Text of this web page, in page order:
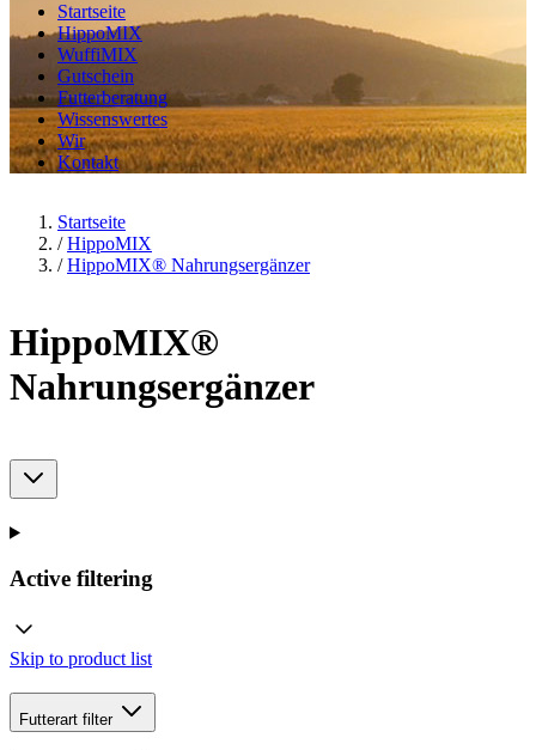
Startseite
HippoMIX
WuffiMIX
Gutschein
Futterberatung
Wissenswertes
Wir
Kontakt
Startseite
/ HippoMIX
/ HippoMIX® Nahrungsergänzer
HippoMIX®
Nahrungsergänzer
Active filtering
Skip to product list
Futterart filter